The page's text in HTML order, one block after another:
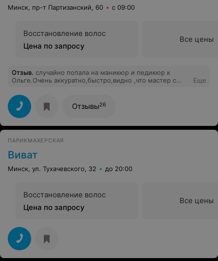
Минск, пр-т Партизанский, 60 с 09:00
Восстановление волос
Цена по запросу
Все цены
Отзыв. случайно попала на маникюр и педикюр к
Ольге.Очень аккуратно,быстро,видно ,что мастер с
очень понравилось ,носила в безупречном состоянии 3
недели. Обстановка в салоне очень
доброжелательная,спокойная.Теперь за маникюром
Еще
Отзывы26
ПАРИКМАХЕРСКАЯ
Виват
Минск, ул. Тухачевского, 32 до 20:00
Восстановление волос
Цена по запросу
Все цены